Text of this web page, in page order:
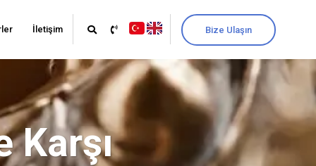
İletişim Bize Ulaşın
Karşı